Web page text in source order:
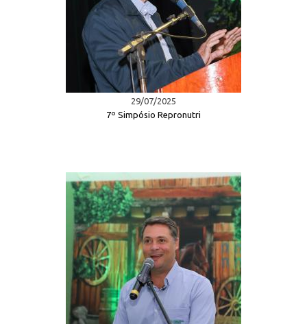
29/07/2025
7º Simpósio Repronutri